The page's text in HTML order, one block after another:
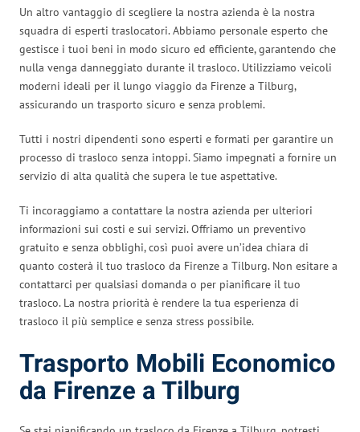
Un altro vantaggio di scegliere la nostra azienda è la nostra
squadra di esperti traslocatori. Abbiamo personale esperto che
gestisce i tuoi beni in modo sicuro ed efficiente, garantendo che
nulla venga danneggiato durante il trasloco. Utilizziamo veicoli
moderni ideali per il lungo viaggio da Firenze a Tilburg,
assicurando un trasporto sicuro e senza problemi.
Tutti i nostri dipendenti sono esperti e formati per garantire un
processo di trasloco senza intoppi. Siamo impegnati a fornire un
servizio di alta qualità che supera le tue aspettative.
Ti incoraggiamo a contattare la nostra azienda per ulteriori
informazioni sui costi e sui servizi. Offriamo un preventivo
gratuito e senza obblighi, così puoi avere un’idea chiara di
quanto costerà il tuo trasloco da Firenze a Tilburg. Non esitare a
contattarci per qualsiasi domanda o per pianificare il tuo
trasloco. La nostra priorità è rendere la tua esperienza di
trasloco il più semplice e senza stress possibile.
Trasporto Mobili Economico
da Firenze a Tilburg